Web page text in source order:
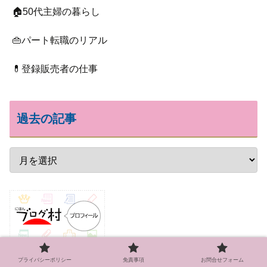
🏠50代主婦の暮らし
👜パート転職のリアル
💊登録販売者の仕事
過去の記事
プライバシーポリシー 免責事項 お問合せフォーム